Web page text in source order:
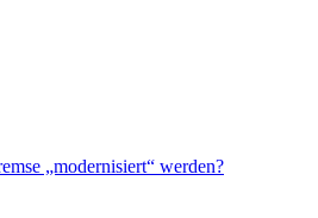
„modernisiert“ werden?